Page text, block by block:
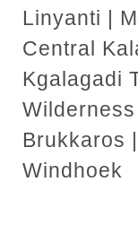
Linyanti |
Central
Kgalagadi
Brukkaros
Windhoek